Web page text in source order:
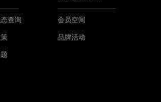
查询 会员空间
品牌活动